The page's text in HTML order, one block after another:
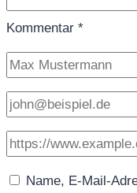
Kommentar *
Name, E-Mail-